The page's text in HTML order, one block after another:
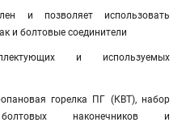
и позволяет использовать
и болтовые соединители
и используемых
горелка ПГ (КВТ), набор
наконечников и